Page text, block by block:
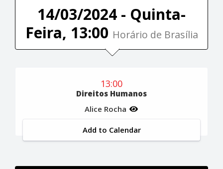
14/03/2024 - Quinta-
Feira, 13:00 Horário de Brasília
13:00
Direitos Humanos
Alice Rocha
Add to Calendar